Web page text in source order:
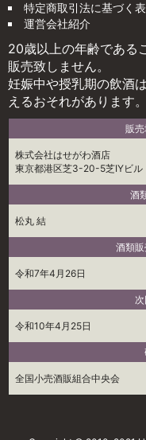
特定商取引法に基づく
運営会社紹介
20歳以上の年齢である
販売致しません。
妊娠中や授乳期の飲酒
えるおそれがあります。
販
株式会社はせがわ酒店
東京都港区芝3-20-5芝IYビル
酒
松丸 結
酒類
令和7年4月26日
令和10年4月25日
全国小売酒販組合中央会